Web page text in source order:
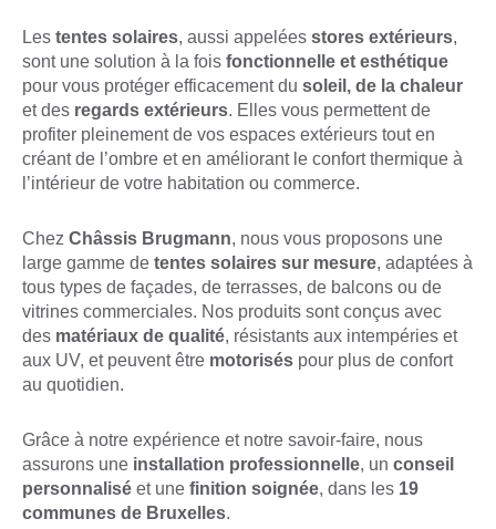
Les tentes solaires, aussi appelées stores extérieurs,
sont une solution à la fois fonctionnelle et esthétique
pour vous protéger efficacement du soleil, de la chaleur
et des regards extérieurs. Elles vous permettent de
profiter pleinement de vos espaces extérieurs tout en
créant de l’ombre et en améliorant le confort thermique à
l’intérieur de votre habitation ou commerce.
Chez Châssis Brugmann, nous vous proposons une
large gamme de tentes solaires sur mesure, adaptées à
tous types de façades, de terrasses, de balcons ou de
vitrines commerciales. Nos produits sont conçus avec
des matériaux de qualité, résistants aux intempéries et
aux UV, et peuvent être motorisés pour plus de confort
au quotidien.
Grâce à notre expérience et notre savoir-faire, nous
assurons une installation professionnelle, un conseil
personnalisé et une finition soignée, dans les 19
communes de Bruxelles.